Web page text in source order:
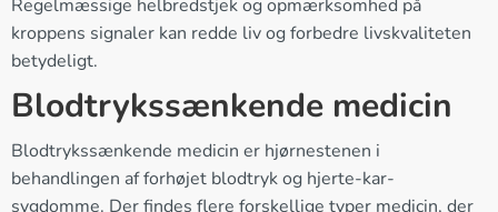
Regelmæssige helbredstjek og opmærksomhed på
kroppens signaler kan redde liv og forbedre livskvaliteten
betydeligt.
Blodtrykssænkende medicin
Blodtrykssænkende medicin er hjørnestenen i
behandlingen af forhøjet blodtryk og hjerte-kar-
sygdomme. Der findes flere forskellige typer medicin, der